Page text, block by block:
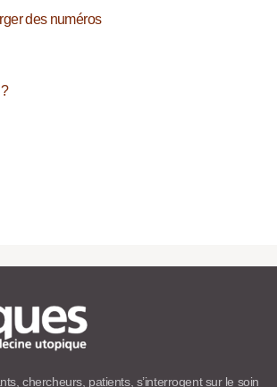
des numéros
chercheurs, patients, s’interrogent sur le soin